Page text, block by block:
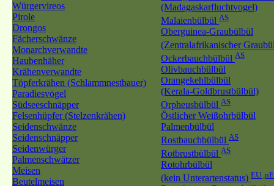
Würgervireos
Pirole
Drongos
Fächerschwänze
Monarchverwandte
Haubenhäher
Krähenverwandte
Töpferkrähen (Schlammnestbauer)
Paradiesvögel
Südseeschnäpper
Felsenhüpfer (Stelzenkrähen)
Seidenschwänze
Seidenschnäpper
Seidenwürger
Palmenschwätzer
Meisen
Beutelmeisen
(Madagaskarfluchtvogel)
Malaienbülbül AS
Oberguinea-Graubülbül
(Zentralafrikanischer
Ockerbauchbülbül AS
Olivbauchbülbül
Orangekehlbülbül
(Kerala-Goldbrustbülbül)
Orpheusbülbül AS
Östlicher Weißohrbülbül
Palmenbülbül
Rostbauchbülbül AS
Rotbrustbülbül AS
Rotohrbülbül
(kein Unterartenstatus) EU